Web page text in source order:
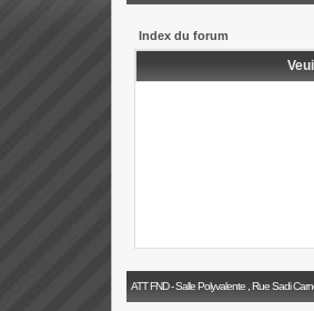
Index du forum
ATT FND - Salle Polyvalente , Rue Sadi